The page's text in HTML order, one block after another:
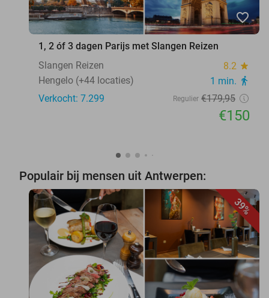
favorite_border
1, 2 óf 3 dagen Parijs met Slangen Reizen
Slangen Reizen
8.2 star
Hengelo (+44 locaties) 1 min. directions_walk
Verkocht: 7.299 Regulier €179,95
€150
Populair bij mensen uit Antwerpen:
39%